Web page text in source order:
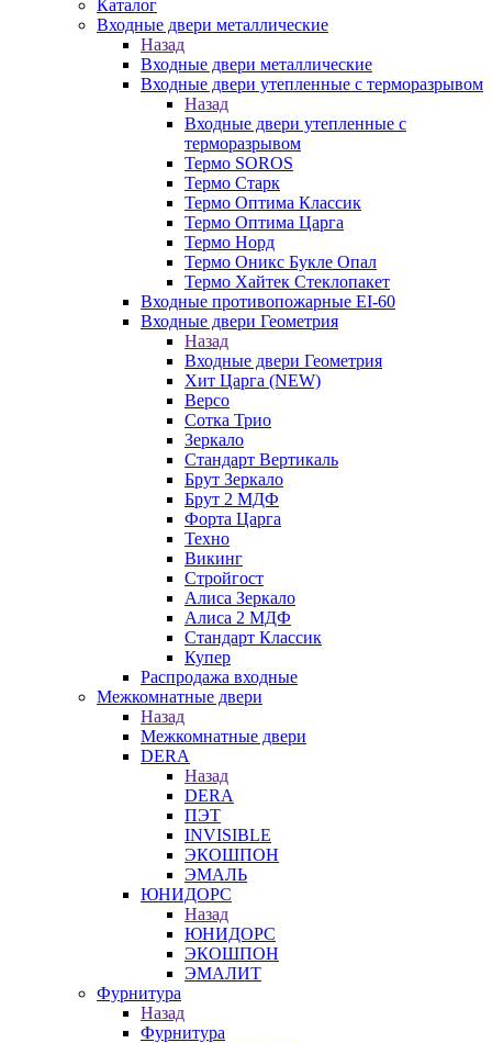
Каталог
Входные двери металлические
Назад
Входные двери металлические
Входные двери утепленные с терморазрывом
Назад
Входные двери утепленные с
терморазрывом
Термо SOROS
Термо Старк
Термо Оптима Классик
Термо Оптима Царга
Термо Норд
Термо Оникс Букле Опал
Термо Хайтек Стеклопакет
Входные противопожарные EI-60
Входные двери Геометрия
Назад
Входные двери Геометрия
Хит Царга (NEW)
Версо
Сотка Трио
Зеркало
Стандарт Вертикаль
Брут Зеркало
Брут 2 МДФ
Форта Царга
Техно
Викинг
Стройгост
Алиса Зеркало
Алиса 2 МДФ
Стандарт Классик
Купер
Распродажа входные
Межкомнатные двери
Назад
Межкомнатные двери
DERA
Назад
DERA
ПЭТ
INVISIBLE
ЭКОШПОН
ЭМАЛЬ
ЮНИДОРС
Назад
ЮНИДОРС
ЭКОШПОН
ЭМАЛИТ
Фурнитура
Назад
Фурнитура